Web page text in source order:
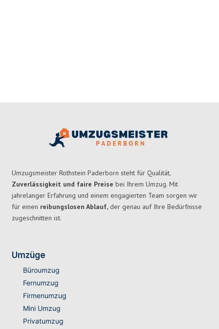
Umzugsmeister Rothstein Paderborn steht für Qualität,
Zuverlässigkeit und faire Preise bei Ihrem Umzug. Mit
jahrelanger Erfahrung und einem engagierten Team sorgen wir
für einen reibungslosen Ablauf, der genau auf Ihre Bedürfnisse
zugeschnitten ist.
Umzüge
Büroumzug
Fernumzug
Firmenumzug
Mini Umzug
Privatumzug